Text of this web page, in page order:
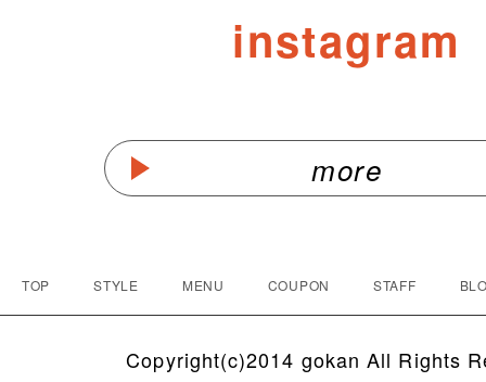
instagram
more
TOP STYLE MENU COUPON STAFF
Copyright(c)2014 gokan All Rights